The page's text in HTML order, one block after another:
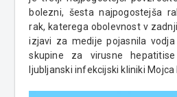
bolezni, šesta najpogostejša
rak, katerega obolevnost v
izjavi za medije pojasnila vodja
skupine za virusne
ljubljanski infekcijski kliniki Mojca